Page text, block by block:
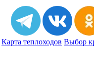
Карта теплоходов Выбор